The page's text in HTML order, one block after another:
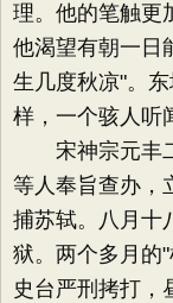
理。他的笔触更
他渴望有朝一日
生几度秋凉"。
样，一个骇人听
宋神宗元丰二
等人奉旨查办，
捕苏轼。八月十
狱。两个多月的
史台严刑拷打，